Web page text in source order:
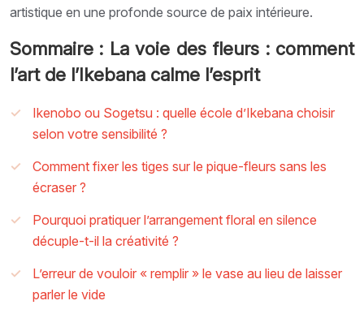
artistique en une profonde source de paix intérieure.
Sommaire : La voie des fleurs : comment
l’art de l’Ikebana calme l’esprit
Ikenobo ou Sogetsu : quelle école d’Ikebana choisir
selon votre sensibilité ?
Comment fixer les tiges sur le pique-fleurs sans les
écraser ?
Pourquoi pratiquer l’arrangement floral en silence
décuple-t-il la créativité ?
L’erreur de vouloir « remplir » le vase au lieu de laisser
parler le vide